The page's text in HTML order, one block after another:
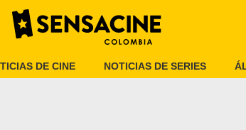
DE CINE NOTICIAS DE SERIES